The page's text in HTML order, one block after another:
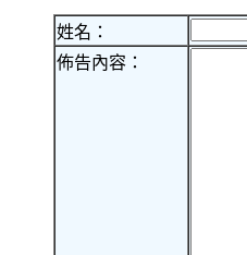
姓名：
佈告內容：